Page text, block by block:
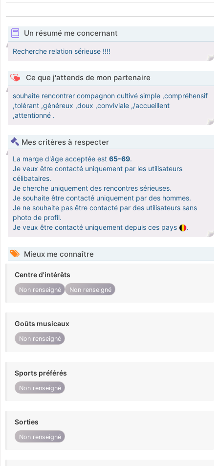
Un résumé me concernant
Recherche relation sérieuse !!!!
Ce que j'attends de mon partenaire
souhaite rencontrer compagnon cultivé simple ,compréhensif
,tolérant ,généreux ,doux ,conviviale ,/accueillent
,attentionné .
Mes critères à respecter
La marge d'âge acceptée est 65-69.
Je veux être contacté uniquement par les utilisateurs
célibataires.
Je cherche uniquement des rencontres sérieuses.
Je souhaite être contacté uniquement par des hommes.
Je ne souhaite pas être contacté par des utilisateurs sans
photo de profil.
Je veux être contacté uniquement depuis ces pays
.
Mieux me connaître
Centre d'intérêts
Non renseigné Non renseigné
Goûts musicaux
Non renseigné
Sports préférés
Non renseigné
Sorties
Non renseigné